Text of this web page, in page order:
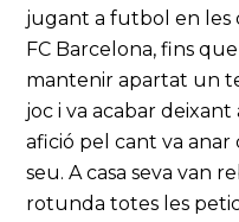
jugant a futbol en les
FC Barcelona, fins
mantenir apartat un
joc i va acabar
afició pel cant va
seu. A casa seva van
rotunda totes les